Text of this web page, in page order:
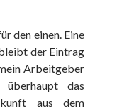
den einen. Eine
der Eintrag
Arbeitgeber
das
aus dem